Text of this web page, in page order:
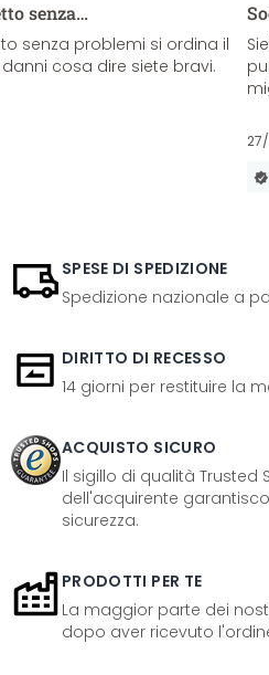
senza…
senza problemi si ordina il
cosa dire siete bravi.
SPESE DI SPEDIZIONE
Spedizione nazionale a
DIRITTO DI RECESSO
14 giorni per restituire la
ACQUISTO SICURO
Il sigillo di qualità Trusted
dell'acquirente
sicurezza.
PRODOTTI PER TE
La maggior parte dei
dopo aver ricevuto